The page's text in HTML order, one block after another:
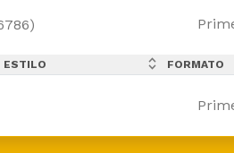
ESTILO expand_less
expand_more FORMATO